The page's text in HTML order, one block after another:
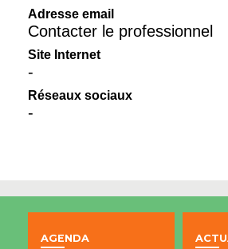
Adresse email
Contacter le professionnel
Site Internet
-
Réseaux sociaux
-
AGENDA